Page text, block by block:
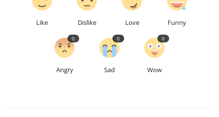
Like Dislike Love Funny
Angry
0
Sad
0
Wow
0